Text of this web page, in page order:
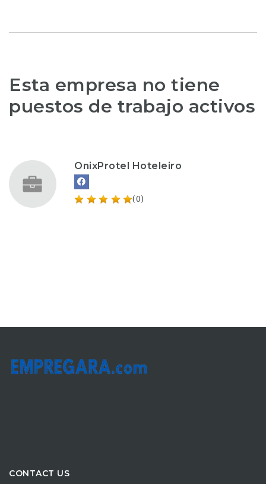
Esta empresa no tiene
puestos de trabajo activos
OnixProtel Hoteleiro
(0)
CONTACT US